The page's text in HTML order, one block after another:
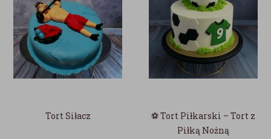
Tort Siłacz
⚽ Tort Piłkarski – Tort z
Piłką Nożną